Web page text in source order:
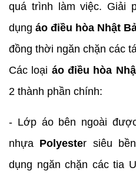
quá trình làm việc. Giải
dụng áo điều hòa Nhật
đồng thời ngăn chặn các
Các loại áo điều hòa
2 thành phần chính:
- Lớp áo bên ngoài
nhựa Polyester siêu
dụng ngăn chặn các tia